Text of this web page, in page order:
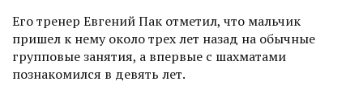
Его тренер Евгений Пак отметил, что мальчик
пришел к нему около трех лет назад на обычные
групповые занятия, а впервые с шахматами
познакомился в девять лет.